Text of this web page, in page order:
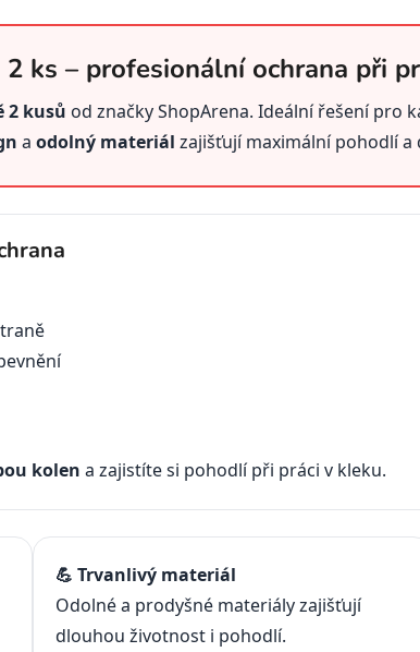
ks – profesionální ochrana při
2 kusů od značky ShopArena. Ideální řešení pro
a odolný materiál zajišťují maximální pohodlí
kolen a zajistíte si pohodlí při práci v kleku.
💪 Trvanlivý materiál
Odolné a prodyšné materiály zajišťují
dlouhou životnost i pohodlí.